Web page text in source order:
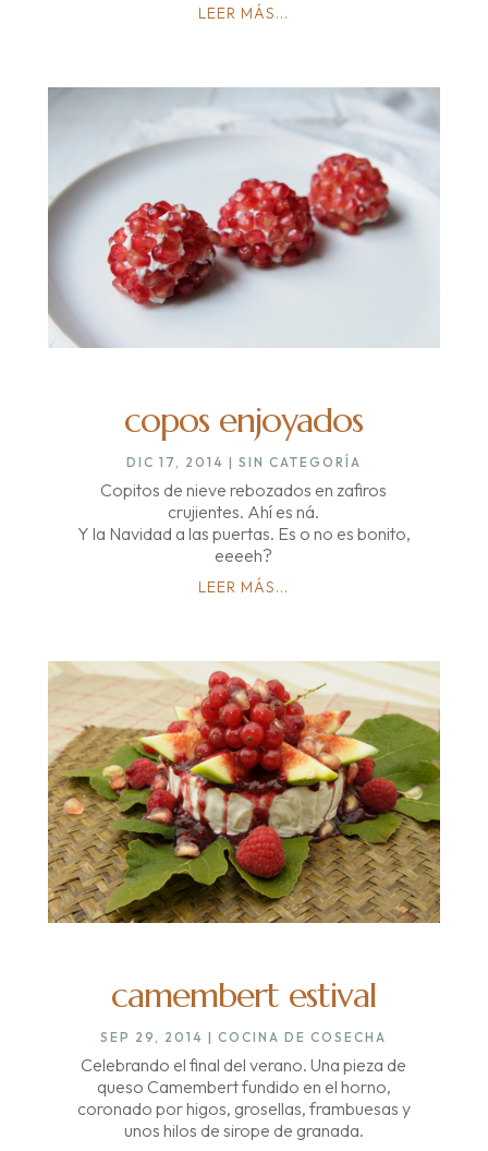
LEER MÁS...
copos enjoyados
DIC 17, 2014 | SIN CATEGORÍA
Copitos de nieve rebozados en zafiros
crujientes. Ahí es ná.
Y la Navidad a las puertas. Es o no es bonito,
eeeeh?
LEER MÁS...
camembert estival
SEP 29, 2014 |COCINA DE COSECHA
Celebrando el final del verano. Una pieza de
queso Camembert fundido en el horno,
coronado por higos, grosellas, frambuesas y
unos hilos de sirope de granada.